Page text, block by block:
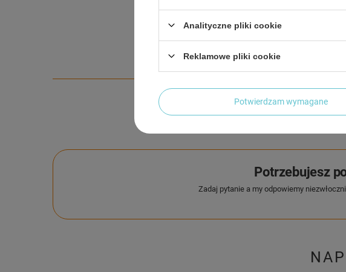
2
Potrzebujesz
Zadaj pytanie a my odpowiemy
Analityczne pliki cookie
Reklamowe pliki cookie
Potwierdzam wymagane